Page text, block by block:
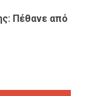
Πέθανε από